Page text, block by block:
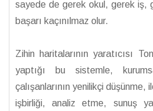
sayede de gerek okul, gerek iş,
başarı kaçınılmaz olur.
Zihin haritalarının yaratıcısı
yaptığı bu sistemle,
çalışanlarının yenilikçi
işbirliği, analiz etme, sunuş